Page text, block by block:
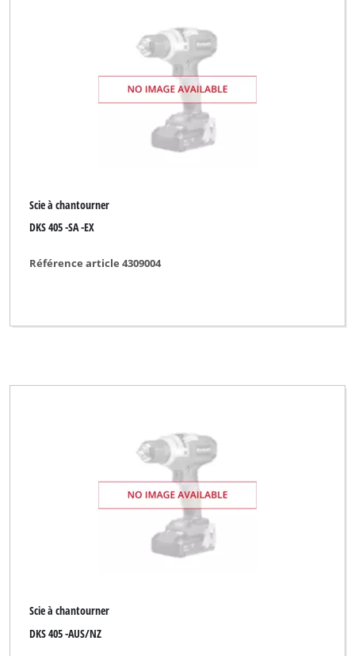
Scie à chantourner
DKS 405 -SA -EX
Référence article 4309004
Scie à chantourner
DKS 405 -AUS/NZ